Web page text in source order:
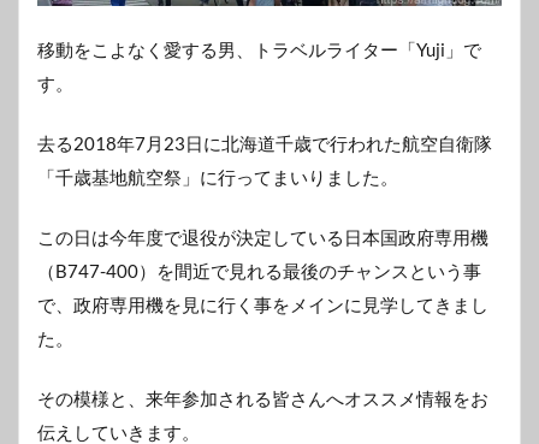
移動をこよなく愛する男、トラベルライター「Yuji」で
す。
去る2018年7月23日に北海道千歳で行われた航空自衛隊
「千歳基地航空祭」に行ってまいりました。
この日は今年度で退役が決定している日本国政府専用機
（B747-400）を間近で見れる最後のチャンスという事
で、政府専用機を見に行く事をメインに見学してきまし
た。
その模様と、来年参加される皆さんへオススメ情報をお
伝えしていきます。